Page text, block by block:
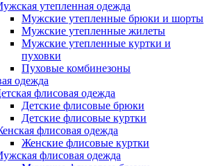
утепленная одежда
Мужские утепленные брюки и шорты
Мужские утепленные жилеты
Мужские утепленные куртки и
пуховки
Пуховые комбинезоны
одежда
флисовая одежда
Детские флисовые брюки
Детские флисовые куртки
флисовая одежда
Женские флисовые куртки
флисовая одежда